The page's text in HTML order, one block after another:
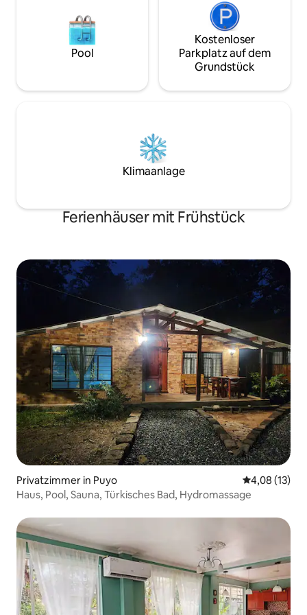
Pool
Kostenloser
Parkplatz auf dem
Grundstück
Klimaanlage
Ferienhäuser mit Frühstück
Privatzimmer in Puyo
4,08 (13)
Haus, Pool, Sauna, Türkisches Bad, Hydromassage